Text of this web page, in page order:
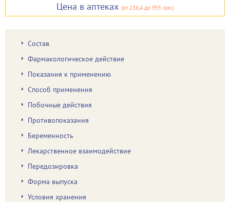
Цена в аптеках (от 236,4 до 955 грн.)
Состав
Фармакологическое действие
Показания к применению
Способ применения
Побочные действия
Противопоказания
Беременность
Лекарственное взаимодействие
Передозировка
Форма выпуска
Условия хранения